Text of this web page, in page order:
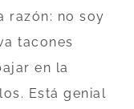
razón: no soy
tacones
en la
Está genial